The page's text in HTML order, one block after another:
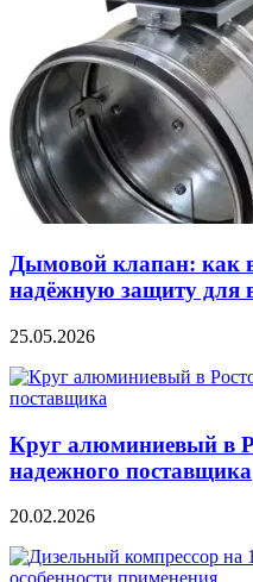
Дымовой клапан: как
надёжную защиту для
25.05.2026
Круг алюминиевый в
надежного поставщика
20.02.2026